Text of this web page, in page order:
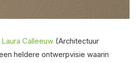
Laura Calleeuw (Architectuur
heldere ontwerpvisie waarin